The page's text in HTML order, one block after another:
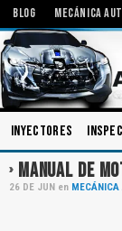
BLOG MECÁNICA
Inyectores
MANUAL DE
26 DE JUN en MECÁNICA